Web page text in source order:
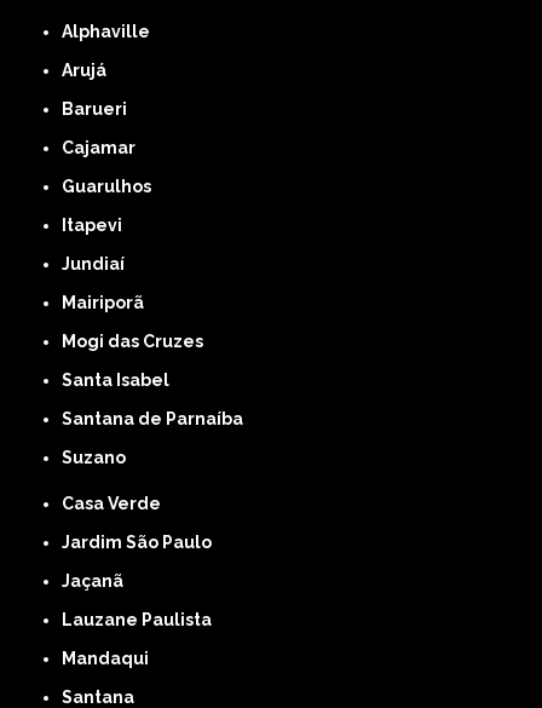
Alphaville
Arujá
Barueri
Cajamar
Guarulhos
Itapevi
Jundiaí
Mairiporã
Mogi das Cruzes
Santa Isabel
Santana de Parnaíba
Suzano
Casa Verde
Jardim São Paulo
Jaçanã
Lauzane Paulista
Mandaqui
Santana